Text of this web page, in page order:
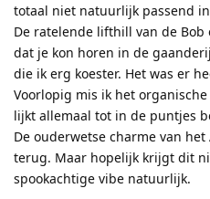
totaal niet natuurlijk passend
De ratelende lifthill van de
dat je kon horen in de
die ik erg koester. Het was er
Voorlopig mis ik het
lijkt allemaal tot in de puntjes
De ouderwetse charme van
terug. Maar hopelijk krijgt dit
spookachtige vibe natuurlijk.